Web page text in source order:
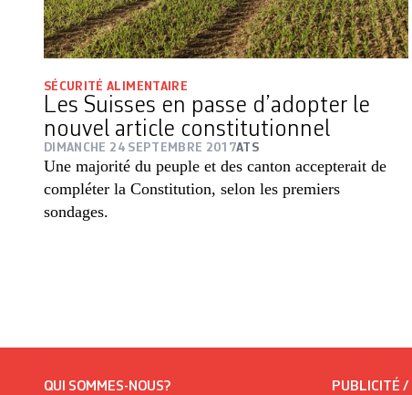
SÉCURITÉ ALIMENTAIRE
Les Suisses en passe d’adopter le
nouvel article constitutionnel
DIMANCHE 24 SEPTEMBRE 2017ATS
Une majorité du peuple et des canton accepterait de
compléter la Constitution, selon les premiers
sondages.
QUI SOMMES-NOUS? PUBLICITÉ /